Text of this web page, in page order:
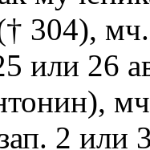
304),
или 26
2 или